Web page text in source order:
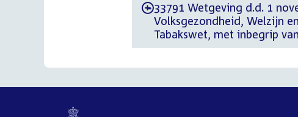
-33791 Wetgeving d.d. 1
Volksgezondheid, Welzijn
Tabakswet, met inbegrip